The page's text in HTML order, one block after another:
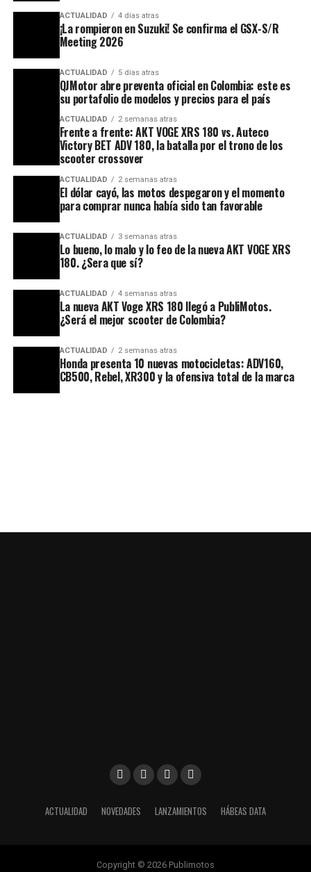
ACTUALIDAD 4 días atras
¡La rompieron en Suzuki! Se confirma el GSX-S/R
Meeting 2026
ACTUALIDAD 5 días atras
QJMotor abre preventa oficial en Colombia: este es
su portafolio de modelos y precios para el país
ACTUALIDAD 2 semanas atras
Frente a frente: AKT VOGE XRS 180 vs. Auteco
Victory BET ADV 180, la batalla por el trono de los
scooter crossover
ACTUALIDAD 2 semanas atras
El dólar cayó, las motos despegaron y el momento
para comprar nunca había sido tan favorable
ACTUALIDAD 3 semanas atras
Lo bueno, lo malo y lo feo de la nueva AKT VOGE XRS
180. ¿Sera que sí?
ACTUALIDAD 4 semanas atras
La nueva AKT Voge XRS 180 llegó a PubliMotos.
¿Será el mejor scooter de Colombia?
ACTUALIDAD 2 semanas atras
Honda presenta 10 nuevas motocicletas: ADV160,
CB500, Rebel, XR300 y la ofensiva total de la marca
ACTUALIDAD NOVEDADES LANZAMIENTOS HÁBEAS DATA
Copyright © 2026 Publimotos